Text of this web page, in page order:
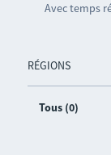
Avec temps
RÉGIONS
Tous (0)